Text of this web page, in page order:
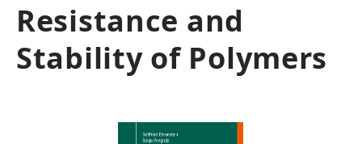
Resistance and
Stability of Polymers
Bildergalerie überspringen